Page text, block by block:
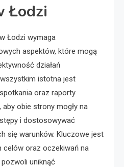
Łodzi
Łodzi wymaga
aspektów, które mogą
działań
istotna jest
oraz raporty
obie strony mogły na
i dostosowywać
się warunków. Kluczowe jest
celów oraz oczekiwań na
uniknąć